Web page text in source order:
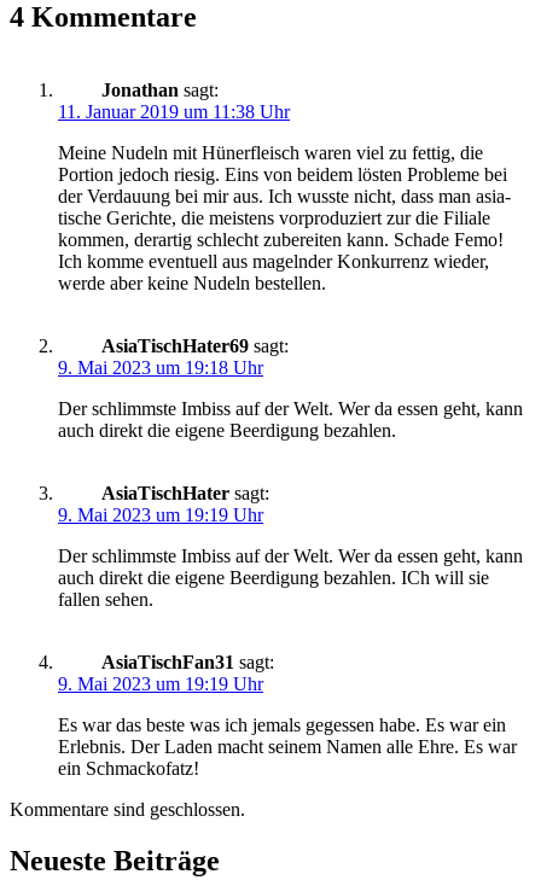
4 Kommentare
Jonathan sagt:
11. Januar 2019 um 11:38 Uhr
Meine Nudeln mit Hüner­fleisch waren viel zu fettig, die
Portion jedoch riesig. Eins von beidem lösten Pro­bleme bei
der Ver­dauung bei mir aus. Ich wusste nicht, dass man asia­
tische Gerichte, die meistens vor­pro­du­ziert zur die Filiale
kommen, der­artig schlecht zube­reiten kann. Schade Femo!
Ich komme even­tuell aus magelnder Kon­kurrenz wieder,
werde aber keine Nudeln bestellen.
AsiaTischHater69 sagt:
9. Mai 2023 um 19:18 Uhr
Der schlimmste Imbiss auf der Welt. Wer da essen geht, kann
auch direkt die eigene Beer­digung bezahlen.
AsiaTischHater sagt:
9. Mai 2023 um 19:19 Uhr
Der schlimmste Imbiss auf der Welt. Wer da essen geht, kann
auch direkt die eigene Beer­digung bezahlen. ICh will sie
fallen sehen.
AsiaTischFan31 sagt:
9. Mai 2023 um 19:19 Uhr
Es war das beste was ich jemals gegessen habe. Es war ein
Erlebnis. Der Laden macht seinem Namen alle Ehre. Es war
ein Schmackofatz!
Kommentare sind geschlossen.
Neueste Beiträge